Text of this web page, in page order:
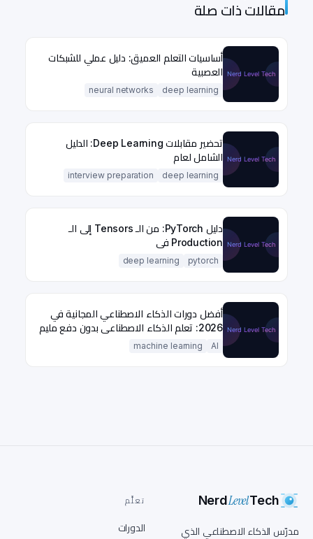
مقالات ذات صلة
أساسيات التعلم العميق: دليل عملي للشبكات
العصبية
deep learning
neural networks
تحضير مقابلات Deep Learning: الدليل
الشامل لعام
deep learning
interview preparation
دليل PyTorch: من الـ Tensors إلى الـ
Production في
pytorch
deep learning
أفضل دورات الذكاء الاصطناعي المجانية في
2026: تعلم الذكاء الاصطناعي بدون دفع مليم
واحد
AI
machine learning
NerdLevelTech
مدرّس الذكاء الاصطناعي الذي
تعلَّم
الدورات